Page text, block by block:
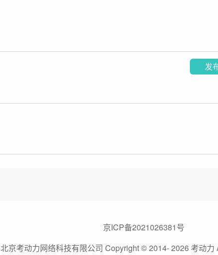
发
京ICP备2021026381号
北京考动力网络科技有限公司 Copyright © 2014- 2026 考动力